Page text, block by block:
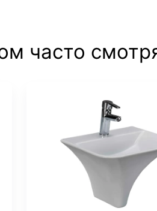
часто